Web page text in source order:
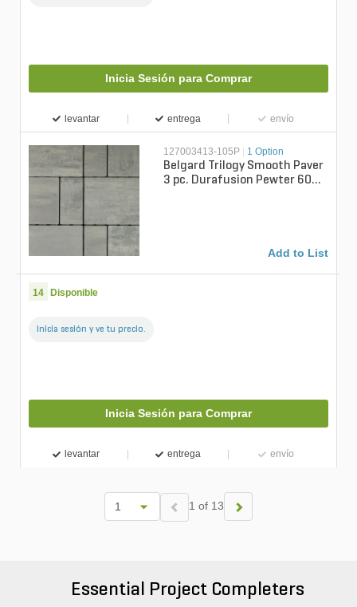
Inicia Sesión para Comprar
levantar entrega envío
127003413-105P 1 Option
Belgard Trilogy Smooth Paver
3 pc. Durafusion Pewter 60
Add to List
14 Disponible
Inicia sesión y ve tu precio.
Inicia Sesión para Comprar
levantar entrega envío
1 of 13
Essential Project Completers